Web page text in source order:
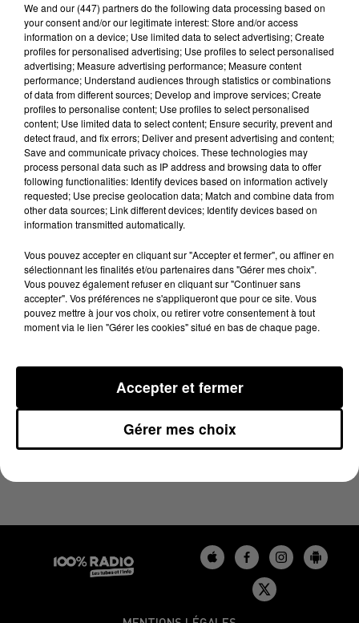
Lecture (4 min 40 sec)
100%
12 juin 2024 - 4 min 40 sec
LES INFOS DU GERS DU 12/06/2024 À 17H00
We and our (447) partnersdo the following data processing based on
your consent and/or our legitimate interest: Store and/or access
information on a device; Use limited data to select advertising; Create
profiles for personalised advertising; Use profiles to select personalised
advertising; Measure advertising performance; Measure content
performance; Understand audiences through statistics or combinations
of data from different sources; Develop and improve services; Create
profiles to personalise content; Use profiles to select personalised
content; Use limited data to select content; Ensure security, prevent and
detect fraud, and fix errors; Deliver and present advertising and content;
Save and communicate privacy choices. These technologies may
process personal data such as IP address and browsing data to offer
following functionalities: Identify devices based on information actively
requested; Use precise geolocation data; Match and combine data from
other data sources; Link different devices; Identify devices based on
information transmitted automatically.
Vous pouvez accepter en cliquant sur "Accepter et fermer", ou affiner en
sélectionnant les finalités et/ou partenaires dans "Gérer mes choix".
Vous pouvez également refuser en cliquant sur "Continuer sans
accepter". Vos préférences ne s'appliqueront que pour ce site. Vous
pouvez mettre à jour vos choix, ou retirer votre consentement à tout
moment via le lien "Gérer les cookies" situé en bas de chaque page.
Gérer mes choix
Accepter et fermer